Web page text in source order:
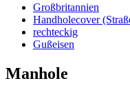
Großbritannien
Handholecover
rechteckig
Gußeisen
Manhole